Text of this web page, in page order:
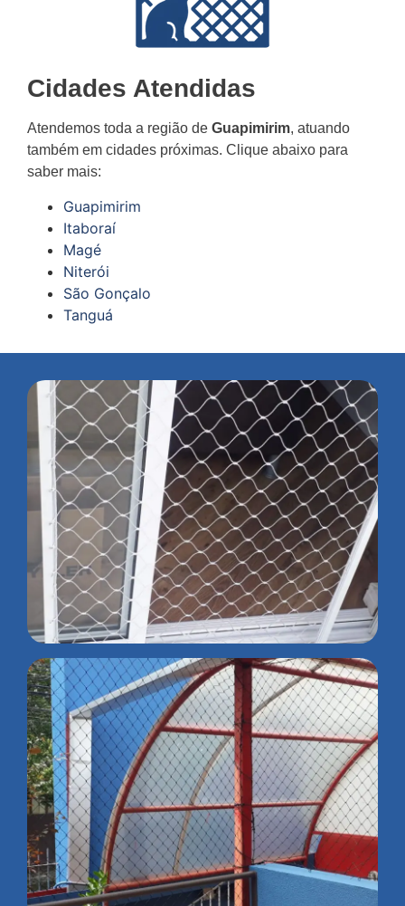
Cidades Atendidas
Atendemos toda a região de Guapimirim, atuando
também em cidades próximas. Clique abaixo para
saber mais:
Guapimirim
Itaboraí
Magé
Niterói
São Gonçalo
Tanguá